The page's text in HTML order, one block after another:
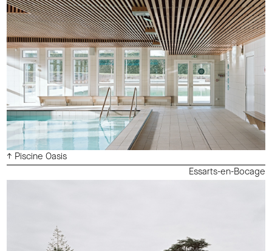
↑ Piscine Oasis
Essarts-en-Bocage